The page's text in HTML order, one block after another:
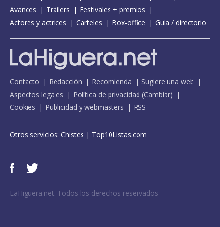
Avances
Tráilers
Festivales + premios
Actores y actrices
Carteles Box-office Guía / directorio
Contacto Redacción Recomienda
Sugiere una web
Aspectos legales
Política de privacidad (Cambiar)
Cookies
Publicidad y webmasters RSS
Otros servicios: Chistes | Top10Listas.com
LaHiguera.net. Todos los derechos reservados